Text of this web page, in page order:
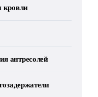
кровли
антресолей